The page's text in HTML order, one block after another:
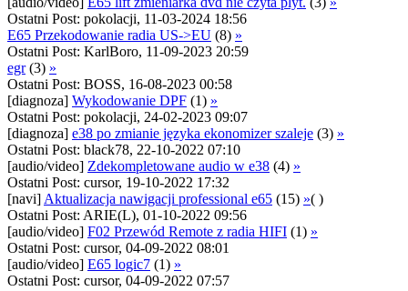
Ostatni Post: pokolacji, 11-03-2024 18:56
E65 Przekodowanie radia US->EU (8) »
Ostatni Post: KarlBoro, 11-09-2023 20:59
egr(3) »
Ostatni Post: BOSS, 16-08-2023 00:58
[diagnoza] Wykodowanie DPF (1) »
Ostatni Post: pokolacji, 24-02-2023 09:07
[diagnoza] e38 po zmianie języka ekonomizer szaleje (3) »
Ostatni Post: black78, 22-10-2022 07:10
[audio/video] Zdekompletowane audio w e38 (4) »
Ostatni Post: cursor, 19-10-2022 17:32
[navi] Aktualizacja nawigacji professional e65 (15) »( )
Ostatni Post: ARIE(L), 01-10-2022 09:56
[audio/video] F02 Przewód Remote z radia HIFI (1) »
Ostatni Post: cursor, 04-09-2022 08:01
[audio/video] E65 logic7 (1) »
Ostatni Post: cursor, 04-09-2022 07:57